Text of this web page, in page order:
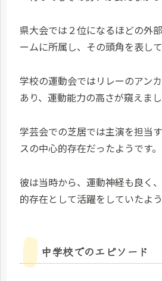
県大会では２位になるほどの外
ームに所属し、その頭角を表し
学校の運動会ではリレーのアン
あり、運動能力の高さが窺えまし
学芸会での芝居では主演を担当
スの中心的存在だったようです。
彼は当時から、運動神経も良く
的存在として活躍をしていたよう
中学校でのエピソード